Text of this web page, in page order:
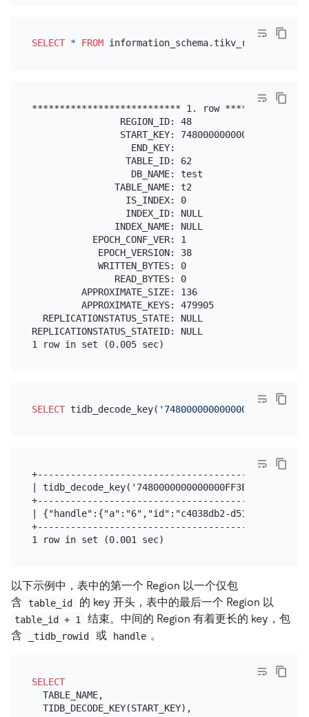
SELECT * FROM
*************************** 1. row
                REGION_ID: 48
START_KEY:
                  END_KEY:
                 TABLE_ID: 62
                  DB_NAME: test
               TABLE_NAME: t2
                 IS_INDEX: 0
                 INDEX_ID: NULL
               INDEX_NAME: NULL
           EPOCH_CONF_VER: 1
            EPOCH_VERSION: 38
            WRITTEN_BYTES: 0
               READ_BYTES: 0
         APPROXIMATE_SIZE: 136
         APPROXIMATE_KEYS: 479905
  REPLICATIONSTATUS_STATE: NULL
REPLICATIONSTATUS_STATEID: NULL
SELECT tidb_decode_key(
|
| {"handle":{"a":"6","id":"c4038db2-
以下示例中，表中的第一个 Region 以一个仅包
含
table_id 的 key 开头，表中的最后一个 Region 以
table_id + 1
结束。中间的 Region 有着更长的 key，包
含
_tidb_rowid 或 handle 。
SELECT
  TABLE_NAME,
  TIDB_DECODE_KEY(START_KEY),